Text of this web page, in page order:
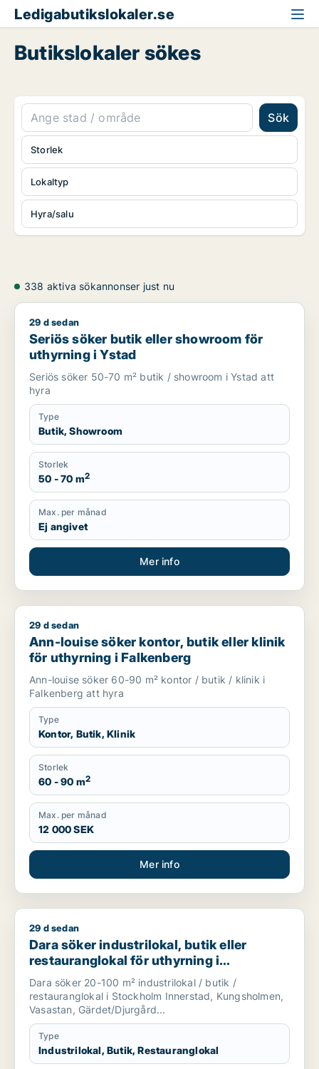
Ledigabutikslokaler.se
Butikslokaler sökes
Sök
Lokaltyp
Hyra/salu
Storlek
338 aktiva sökannonser just nu
Seriös söker butik eller showroom för uthyrning i Ystad
29 d sedan
Seriös söker butik eller showroom för
uthyrning i Ystad
Seriös söker 50-70 m² butik / showroom i Ystad att
hyra
Type
Butik, Showroom
Storlek
50 - 70 m2
Max. per månad
Ej angivet
Mer info
Ann-louise söker kontor, butik eller klinik för uthyrning i
29 d sedan
Ann-louise söker kontor, butik eller klinik
för uthyrning i Falkenberg
Ann-louise söker 60-90 m² kontor / butik / klinik i
Falkenberg att hyra
Type
Kontor, Butik, Klinik
Storlek
60 - 90 m2
Max. per månad
12 000 SEK
Mer info
Dara söker industrilokal, butik eller restauranglokal för
29 d sedan
Dara söker industrilokal, butik eller
restauranglokal för uthyrning i
Stockholm Innerstad, Kungsholmen eller
Vasastan m.fl.
Dara söker 20-100 m² industrilokal / butik /
restauranglokal i Stockholm Innerstad, Kungsholmen,
Vasastan, Gärdet/Djurgård...
Type
Industrilokal, Butik, Restauranglokal